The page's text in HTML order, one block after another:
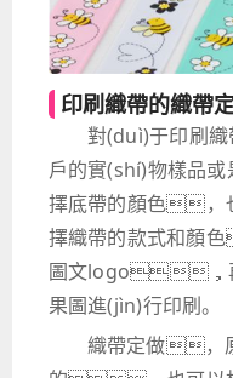
印刷織帶的織帶
對(duì)于印刷
戶的實(shí)物樣品
擇底帶的顏色，
擇織帶的款式和顏
圖文logo，
果圖進(jìn)行印刷。
織帶定做，